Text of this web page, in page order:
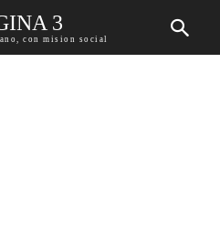
3
con mision social